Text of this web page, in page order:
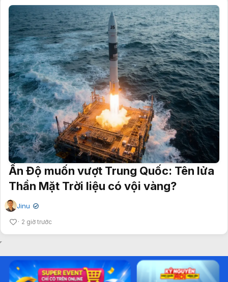
Ấn Độ muốn vượt Trung Quốc: Tên lửa
Thần Mặt Trời liệu có vội vàng?
Jinu ✔
2 giờ trước